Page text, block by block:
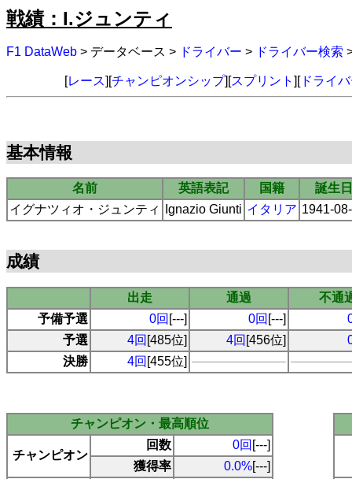
戦績：I.ジュンティ
F1 DataWeb > データベース > ドライバー > ドライバー検索
[レース][チャンピオンシップ][スプリント ][ドライ
基本情報
名前 英語表記 国籍
誕生日
イグナツィオ・ジュンティ
Ignazio Giunti イタリア 1941-
成績
出走 通過
不通
予備予選
0回 [---] 0回 [---]
予選
4回 [485位] 4回 [456位]
決勝
4回 [455位]
チャンピオン・最高順位
チャンピオン
回数 0回 [---]
獲得率
0.0%[---]